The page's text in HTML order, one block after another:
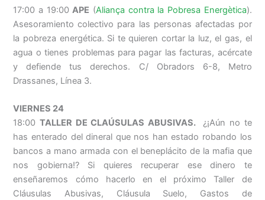
17:00 a 19:00APE (Aliança contra la Pobresa Energètica).
Asesoramiento colectivo para las personas afectadas por
la pobreza energética. Si te quieren cortar la luz, el gas, el
agua o tienes problemas para pagar las facturas, acércate
y defiende tus derechos. C/ Obradors 6-8, Metro
Drassanes, Línea 3.
VIERNES 24
18:00TALLER DE CLAÚSULAS ABUSIVAS.
¿¡Aún no te
has enterado del dineral que nos han estado robando los
bancos a mano armada con el beneplácito de la mafia que
nos gobierna!? Si quieres recuperar ese dinero te
enseñaremos cómo hacerlo en el próximo Taller de
Cláusulas Abusivas, Cláusula Suelo, Gastos de